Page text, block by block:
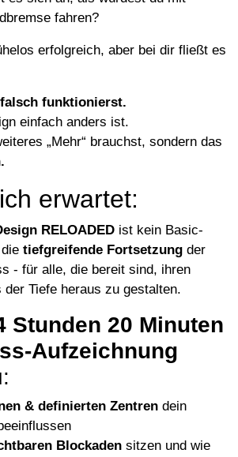
fahren?
erfolgreich, aber bei dir fließt es
funktionierst.
einfach anders ist.
„Mehr“ brauchst, sondern das
erwartet:
RELOADED ist kein Basic-
tiefgreifende Fortsetzung der
- für alle, die bereit sind, ihren
der Tiefe heraus zu gestalten.
Stunden 20 Minuten
Aufzeichnung
& definierten Zentren dein
Blockaden sitzen und wie